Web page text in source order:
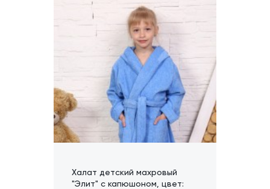
Халат детский махровый
"Элит" с капюшоном, цвет: